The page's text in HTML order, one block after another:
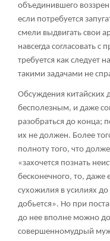
объединившего
если потребуется
смели выдвигать свои
навсегда согласовать
требуется как следует
такими задачами не
Обсуждения китайских
бесполезным, и даже
разобраться до конца;
их не должен. Более
полноту того, что
«захочется познать
бесконечного, то, даже
сухожилия в усилиях
добьется». Но при
до нее вполне можно
совершенномудрый муж